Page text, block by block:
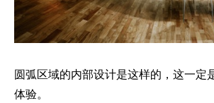
圆弧区域的内部设计是这样的，这一定
体验。